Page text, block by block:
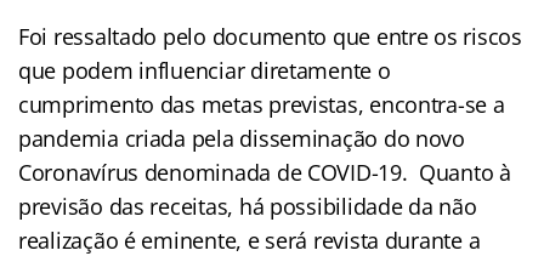
Foi ressaltado pelo documento que entre os riscos
que podem influenciar diretamente o
cumprimento das metas previstas, encontra-se a
pandemia criada pela disseminação do novo
Coronavírus denominada de COVID-19. Quanto à
previsão das receitas, há possibilidade da não
realização é eminente, e será revista durante a